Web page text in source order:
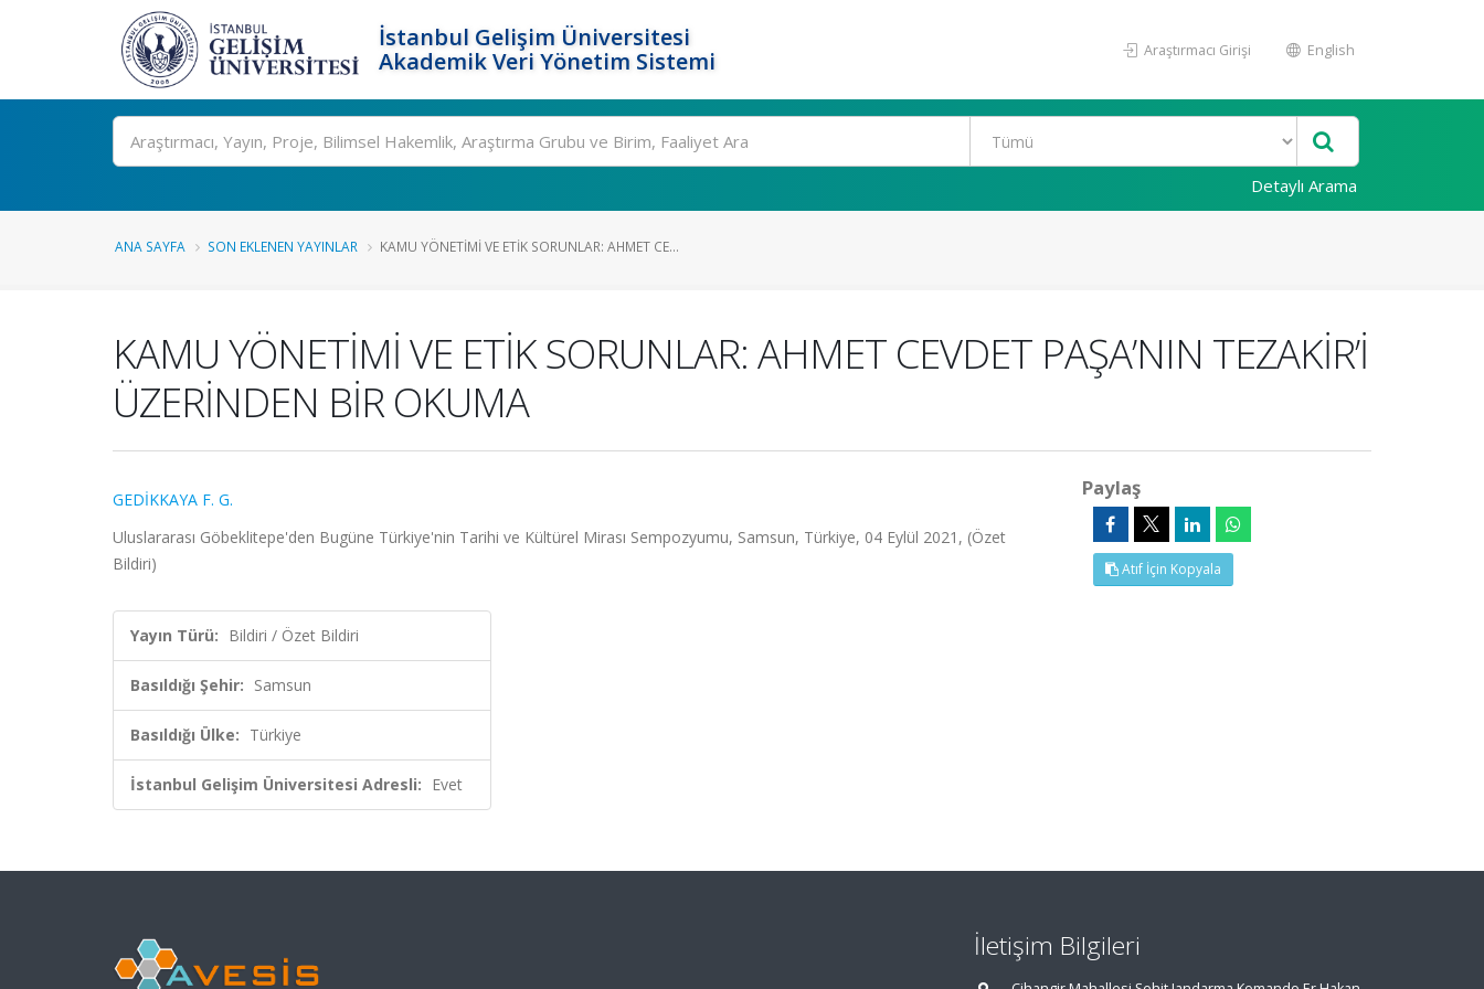
İstanbul Gelişim Üniversitesi
Akademik Veri Yönetim Sistemi
Araştırmacı Girişi English
Ara
Detaylı Arama
ANA SAYFA SON EKLENEN YAYINLAR KAMU YÖNETİMİ VE ETİK SORUNLAR: AHMET CE...
KAMU YÖNETİMİ VE ETİK SORUNLAR: AHMET CEVDET PAŞA’NIN TEZAKİR’İ
ÜZERİNDEN BİR OKUMA
GEDİKKAYA F. G.
Uluslararası Göbeklitepe'den Bugüne Türkiye'nin Tarihi ve Kültürel Mirası Sempozyumu, Samsun, Türkiye, 04 Eylül 2021, (Özet
Bildiri)
Yayın Türü: Bildiri / Özet Bildiri
Basıldığı Şehir: Samsun
Basıldığı Ülke: Türkiye
İstanbul Gelişim Üniversitesi Adresli: Evet
Paylaş
Atıf İçin Kopyala
İletişim Bilgileri